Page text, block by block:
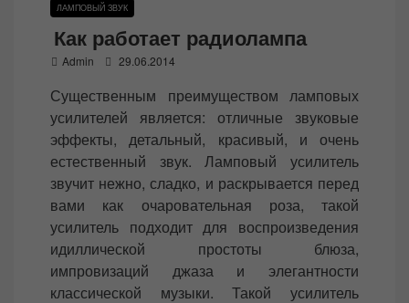
ЛАМПОВЫЙ ЗВУК
Как работает радиолампа
Admin
s
t
e
d
o
n
29.06.2014
Существенным преимуществом ламповых
усилителей является: отличные звуковые
эффекты, детальный, красивый, и очень
естественный звук. Ламповый усилитель
звучит нежно, сладко, и раскрывается перед
вами как очаровательная роза, такой
усилитель подходит для воспроизведения
идиллической простоты блюза,
импровизаций джаза и элегантности
классической музыки. Такой усилитель